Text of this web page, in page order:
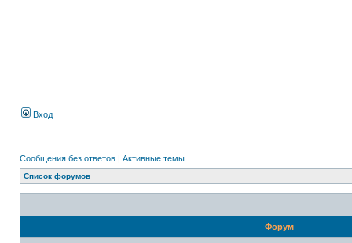
Вход
Сообщения без ответов | Активные темы
Список форумов
Форум